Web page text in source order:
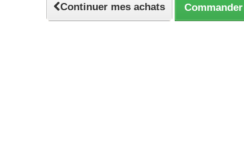
Continuer mes achats Commander